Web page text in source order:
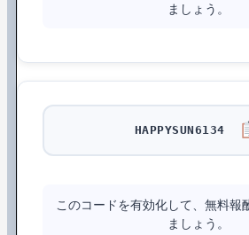
ましょう。
HAPPYSUN6134
このコードを有効化して、無料報
ましょう。